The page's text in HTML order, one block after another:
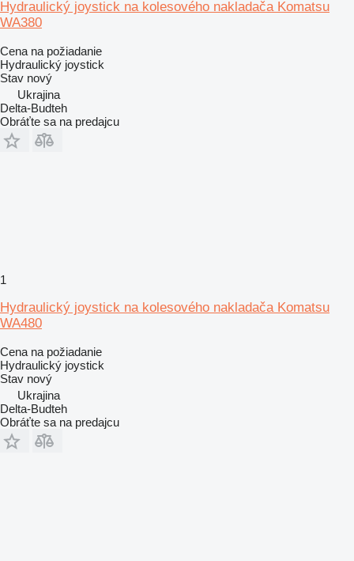
Hydraulický joystick na kolesového nakladača Komatsu
WA380
Cena na požiadanie
Hydraulický joystick
Stav nový
Ukrajina
Delta-Budteh
Obráťte sa na predajcu
1
Hydraulický joystick na kolesového nakladača Komatsu
WA480
Cena na požiadanie
Hydraulický joystick
Stav nový
Ukrajina
Delta-Budteh
Obráťte sa na predajcu